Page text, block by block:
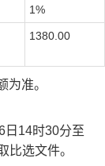
1%
1380.00
准。
日14时30分至
比选文件。